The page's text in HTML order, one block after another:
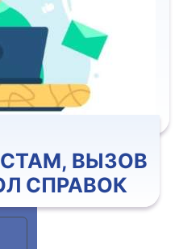
ВЫЗОВ
СПРАВОК